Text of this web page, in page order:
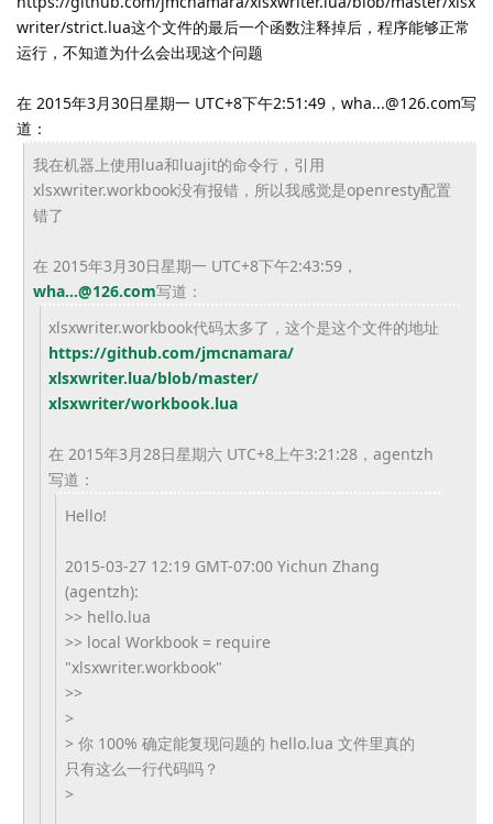
writer/strict.lua这个文件的最后一个函数注释掉后，程序能够正常
运行，不知道为什么会出现这个问题
在 2015年3月30日星期一 UTC+8下午2:51:49，wha...@126.com写
道：
我在机器上使用lua和luajit的命令行， 引用
xlsxwriter.workbook没有报错， 所以我感觉是openresty配置
错了
在 2015年3月30日星期一 UTC+8下午2:43:59，
wha...@126.com写道：
xlsxwriter.workbook代码太多了， 这个是这个文件的地址
https://github.com/jmcnamara/
xlsxwriter.lua/blob/master/
xlsxwriter/workbook.lua
在 2015年3月28日星期六 UTC+8上午3:21:28，agentzh
写道：
Hello!
2015-03-27 12:19 GMT-07:00 Yichun Zhang
(agentzh):
>> hello.lua
>> local Workbook = require
"xlsxwriter.workbook"
>>
>
> 你 100% 确定能复现问题的 hello.lua 文件里真的
只有这么一行代码吗？
>